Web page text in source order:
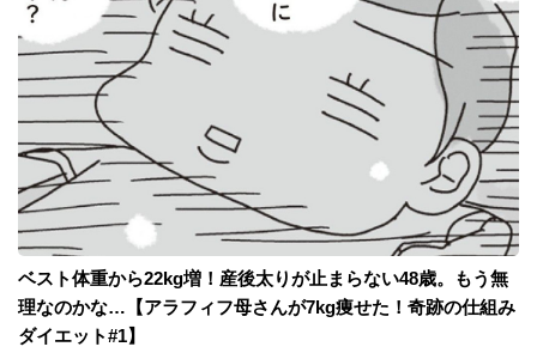
ベスト体重から22kg増！産後太りが止まらない48歳。もう無
理なのかな…【アラフィフ母さんが7kg痩せた！奇跡の仕組み
ダイエット#1】